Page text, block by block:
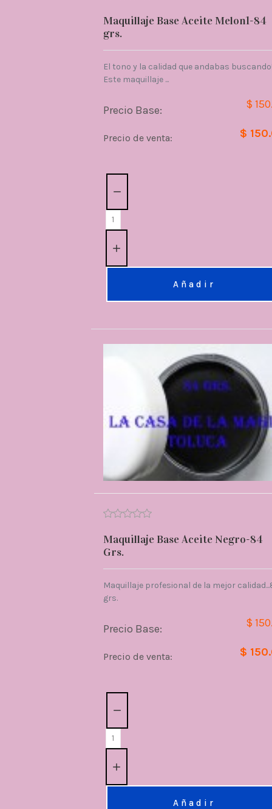
Maquillaje Base Aceite Melon1-84
grs.
El tono y la calidad que andabas
Este maquillaje ...
Precio Base: $
Precio de venta: $
Añadir
Maquillaje Base Aceite Negro-84
Grs.
Maquillaje profesional de la mejor
grs.
Precio Base: $
Precio de venta: $
Añadir